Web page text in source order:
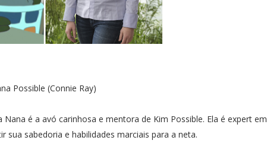
Possible (Connie Ray)
é a avó carinhosa e mentora de Kim Possible. Ela é expert em
sabedoria e habilidades marciais para a neta.